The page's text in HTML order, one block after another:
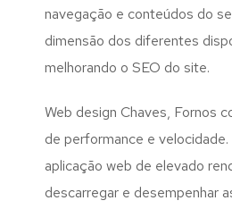
navegação e conteúdos do
dimensão dos diferentes
melhorando o SEO do site.
Web design Chaves, Fornos
de performance e
aplicação web de elevado
descarregar e desempenhar